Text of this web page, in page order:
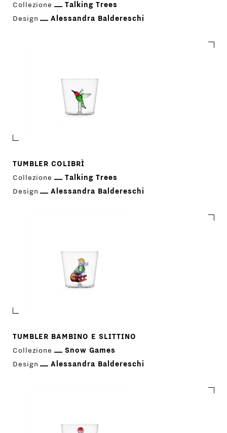
Collezione
Talking Trees
Design
Alessandra Baldereschi
TUMBLER COLIBRÌ
Collezione
Talking Trees
Design
Alessandra Baldereschi
TUMBLER BAMBINO E SLITTINO
Collezione
Snow Games
Design
Alessandra Baldereschi